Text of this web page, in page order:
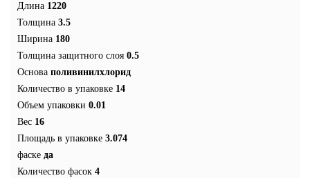
Длина 1220
Толщина 3.5
Ширина 180
Толщина защитного слоя 0.5
Основа поливинилхлорид
Количество в упаковке 14
Объем упаковки 0.01
Вес 16
Площадь в упаковке 3.074
фаске да
Количество фасок 4